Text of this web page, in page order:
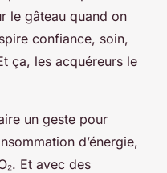
le gâteau quand on
confiance, soin,
ça, les acquéreurs le
un geste pour
d’énergie,
Et avec des